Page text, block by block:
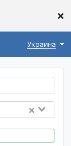
Украина